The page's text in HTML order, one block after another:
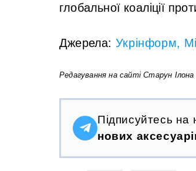
глобальної коаліції
Джерела: Укрінформ,
Редагування на сайті Старун Ілона
Підписуйтесь на
нових